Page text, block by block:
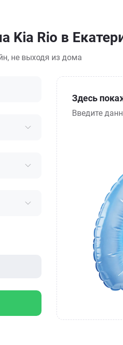
Kia Rio в
не выходя из дома
Здесь
Введите